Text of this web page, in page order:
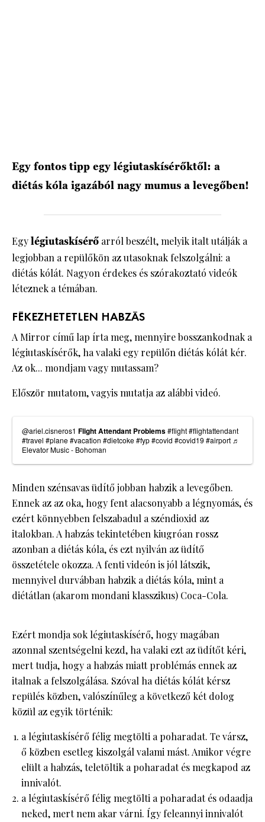
Egy fontos tipp egy légiutaskísérőktől: a
diétás kóla igazából nagy mumus a levegőben!
Egylégiutaskísérő arról beszélt, melyik italt utálják a
legjobban a repülőkön az utasoknak felszolgálni: a
diétás kólát. Nagyon érdekes és szórakoztató videók
léteznek a témában.
FÉKEZHETETLEN HABZÁS
A Mirror című lap írta meg, mennyire bosszankodnak a
légiutaskísérők, ha valaki egy repülőn diétás kólát kér.
Az ok... mondjam vagy mutassam?
Először mutatom, vagyis mutatja az alábbi videó.
@ariel.cisneros1 Flight Attendant Problems#flight#flightattendant
#travel #plane#vacation #dietcoke#fyp#covid #covid19 #airport ♬
Elevator Music - Bohoman
Minden szénsavas üdítő jobban habzik a levegőben.
Ennek az az oka, hogy fent alacsonyabb a légnyomás, és
ezért könnyebben felszabadul a széndioxid az
italokban. A habzás tekintetében kiugróan rossz
azonban a diétás kóla, és ezt nyilván az üdítő
összetétele okozza. A fenti videón is jól látszik,
mennyivel durvábban habzik a diétás kóla, mint a
diétátlan (akarom mondani klasszikus) Coca-Cola.
Ezért mondja sok légiutaskísérő, hogy magában
azonnal szentségelni kezd, ha valaki ezt az üdítőt kéri,
mert tudja, hogy a habzás miatt problémás ennek az
italnak a felszolgálása. Szóval ha diétás kólát kérsz
repülés közben, valószínűleg a következő két dolog
közül az egyik történik:
a légiutaskísérő félig megtölti a poharadat. Te vársz,
ő közben esetleg kiszolgál valami mást. Amikor végre
elült a habzás, teletöltik a poharadat és megkapod az
innivalót.
a légiutaskísérő félig megtölti a poharadat és odaadja
neked, mert nem akar várni. Így feleannyi innivalót